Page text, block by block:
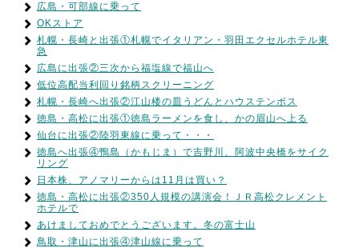
広島・可部線に乗って
OKストア
札幌・長崎と出張①札幌でイタリアン・羽田エクセルホテル東
急
広島に出張②三次から福塩線で福山へ
低位高配当利回り銘柄スクリーニング
札幌・長崎へ出張②江山楼の皿うどんとハウステンボス
徳島・高松に出張①徳島ラーメンを食し、かの眉山へ上る
仙台に出張②陸羽東線に乗って・・・
徳島へ出張④鴨島（かもじま）で吉野川、阿波中央橋をサイク
リング
日本株、アノマリーからは11月は買い？
徳島・高松に出張②350人規模の講演会！ＪＲ高松クレメント
ホテルで
あけましておめでとうございます。冬の富士山
鳥取・津山に出張④津山線に乗って